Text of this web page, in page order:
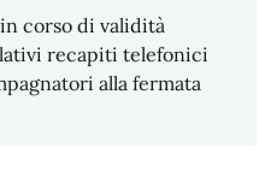
corso di validità
recapiti telefonici
alla fermata